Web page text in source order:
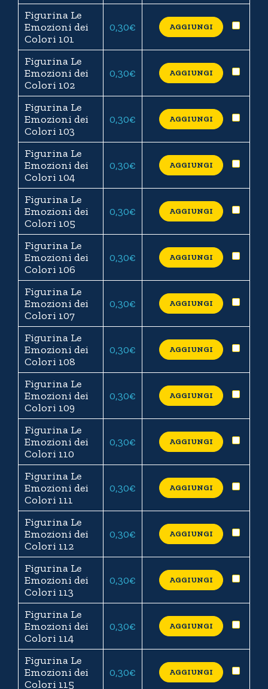
Figurina Le
Emozioni dei
Colori 101
0,30€ AGGIUNGI
Figurina Le
Emozioni dei
Colori 102
0,30€ AGGIUNGI
Figurina Le
Emozioni dei
Colori 103
0,30€ AGGIUNGI
Figurina Le
Emozioni dei
Colori 104
0,30€ AGGIUNGI
Figurina Le
Emozioni dei
Colori 105
0,30€ AGGIUNGI
Figurina Le
Emozioni dei
Colori 106
0,30€ AGGIUNGI
Figurina Le
Emozioni dei
Colori 107
0,30€ AGGIUNGI
Figurina Le
Emozioni dei
Colori 108
0,30€ AGGIUNGI
Figurina Le
Emozioni dei
Colori 109
0,30€ AGGIUNGI
Figurina Le
Emozioni dei
Colori 110
0,30€ AGGIUNGI
Figurina Le
Emozioni dei
Colori 111
0,30€ AGGIUNGI
Figurina Le
Emozioni dei
Colori 112
0,30€ AGGIUNGI
Figurina Le
Emozioni dei
Colori 113
0,30€ AGGIUNGI
Figurina Le
Emozioni dei
Colori 114
0,30€ AGGIUNGI
Figurina Le
Emozioni dei
Colori 115
0,30€ AGGIUNGI